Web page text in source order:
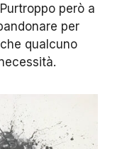
però a
per
qualcuno